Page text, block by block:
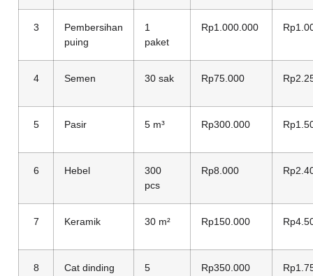
3
Pembersihan
puing
1
paket
Rp1.000.000
4 Semen 30 sak Rp75.000
5 Pasir 5 m³ Rp300.000
6 Hebel
300
pcs
Rp8.000
7 Keramik 30 m² Rp150.000
8 Cat dinding
5
Rp350.000